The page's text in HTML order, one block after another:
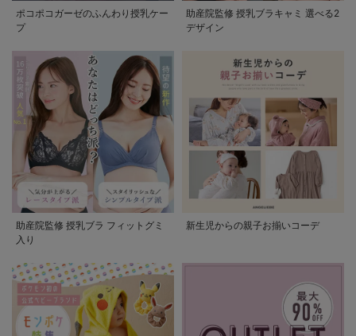
ポコポコガーゼのふんわり授乳ケー
プ
助産院監修 授乳ブラキャミ 選べる2
デザイン
助産院監修 授乳ブラ フィットグミ
入り
新生児からの親子お揃いコーデ